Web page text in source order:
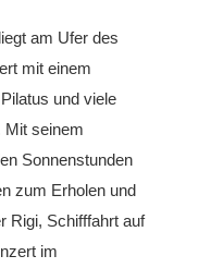
am Ufer des
mit einem
und viele
Mit seinem
Sonnenstunden
zum Erholen und
Rigi, Schifffahrt auf
im